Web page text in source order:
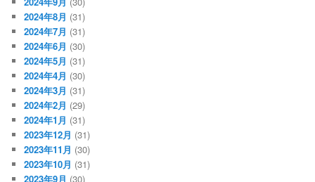
2024年8月 (31)
2024年7月 (31)
2024年6月 (30)
2024年5月 (31)
2024年4月 (30)
2024年3月 (31)
2024年2月 (29)
2024年1月 (31)
2023年12月 (31)
2023年11月 (30)
2023年10月 (31)
2023年9月 (30)